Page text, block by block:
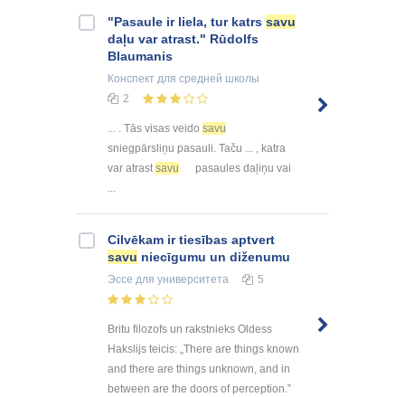
"Pasaule ir liela, tur katrs savu
daļu var atrast." Rūdolfs
Blaumanis
Конспект для средней школы
2
... . Tās visas veido savu
sniegpārsliņu pasauli. Taču ... , katra
var atrastsavu
pasaules daļiņu vai
...
Cilvēkam ir tiesības aptvert
savu niecīgumu un diženumu
Эссе для университета 5
Britu filozofs un rakstnieks Oldess
Hakslijs teicis: „There are things known
and there are things unknown, and in
between are the doors of perception.”